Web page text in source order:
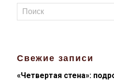
Свежие записи
«Четвертая стена»: